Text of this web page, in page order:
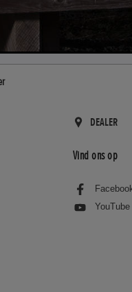
DEALER
Vind ons op
YouTube